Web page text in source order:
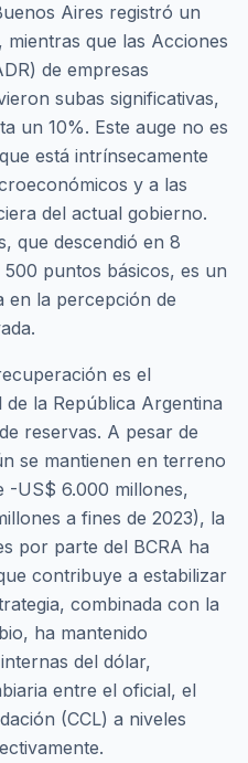
Aires registró un
que las Acciones
de empresas
subas significativas,
un 10%. Este auge no es
está intrínsecamente
y a las
del actual gobierno.
que descendió en 8
puntos básicos, es un
en la percepción de
es el
la República Argentina
reservas. A pesar de
se mantienen en terreno
-US$ 6.000 millones,
a fines de 2023), la
por parte del BCRA ha
contribuye a estabilizar
combinada con la
ha mantenido
del dólar,
entre el oficial, el
(CCL) a niveles